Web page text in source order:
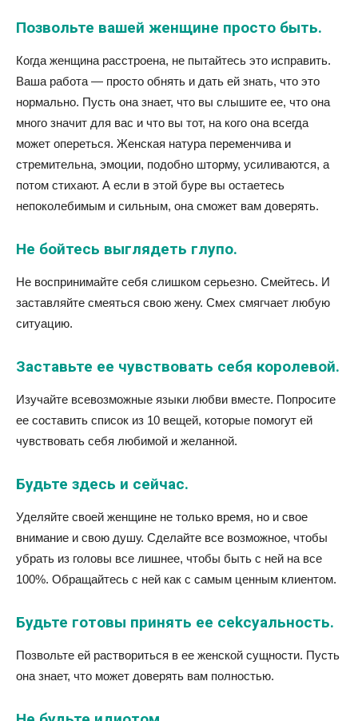
Позвольте вашей женщине просто быть.
Когда женщина расстроена, не пытайтесь это исправить.
Ваша работа — просто обнять и дать ей знать, что это
нормально. Пусть она знает, что вы слышите ее, что она
много значит для вас и что вы тот, на кого она всегда
может опереться. Женская натура переменчива и
стремительна, эмоции, подобно шторму, усиливаются, а
потом стихают. А если в этой буре вы остаетесь
непоколебимым и сильным, она сможет вам доверять.
Не бойтесь выглядеть глупо.
Не воспринимайте себя слишком серьезно. Смейтесь. И
заставляйте смеяться свою жену. Смех смягчает любую
ситуацию.
Заставьте ее чувствовать себя королевой.
Изучайте всевозможные языки любви вместе. Попросите
ее составить список из 10 вещей, которые помогут ей
чувствовать себя любимой и желанной.
Будьте здесь и сейчас.
Уделяйте своей женщине не только время, но и свое
внимание и свою душу. Сделайте все возможное, чтобы
убрать из головы все лишнее, чтобы быть с ней на все
100%. Обращайтесь с ней как с самым ценным клиентом.
Будьте готовы принять ее сеkсуальность.
Позвольте ей раствориться в ее женской сущности. Пусть
она знает, что может доверять вам полностью.